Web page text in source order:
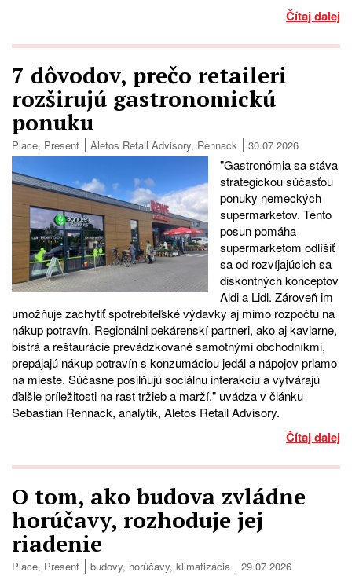
Čítaj dalej
7 dôvodov, prečo retaileri
rozširujú gastronomickú
ponuku
Place, Present Aletos Retail Advisory, Rennack 30.07 2026
"Gastronómia sa stáva
strategickou súčasťou
ponuky nemeckých
supermarketov. Tento
posun pomáha
supermarketom odlíšiť
sa od rozvíjajúcich sa
diskontných konceptov
Aldi a Lidl. Zároveň im
umožňuje zachytiť spotrebiteľské výdavky aj mimo rozpočtu na
nákup potravín. Regionálni pekárenskí partneri, ako aj kaviarne,
bistrá a reštaurácie prevádzkované samotnými obchodníkmi,
prepájajú nákup potravín s konzumáciou jedál a nápojov priamo
na mieste. Súčasne posilňujú sociálnu interakciu a vytvárajú
ďalšie príležitosti na rast tržieb a marží," uvádza v článku
Sebastian Rennack, analytik, Aletos Retail Advisory.
Čítaj dalej
O tom, ako budova zvládne
horúčavy, rozhoduje jej
riadenie
Place, Present budovy, horúčavy, klimatizácia 29.07 2026